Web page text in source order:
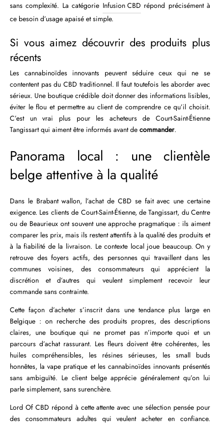
sans complexité. La catégorie Infusion CBD répond précisément à
ce besoin d’usage apaisé et simple.
Si vous aimez découvrir des produits plus
récents
Les cannabinoïdes innovants peuvent séduire ceux qui ne se
contentent pas du CBD traditionnel. Il faut toutefois les aborder avec
sérieux. Une boutique crédible doit donner des informations lisibles,
éviter le flou et permettre au client de comprendre ce qu’il choisit.
C’est un vrai plus pour les acheteurs de Court-Saint-Étienne
Tangissart qui aiment être informés avant de commander.
Panorama local : une clientèle
belge attentive à la qualité
Dans le Brabant wallon, l’achat de CBD se fait avec une certaine
exigence. Les clients de Court-Saint-Étienne, de Tangissart, du Centre
ou de Beaurieux ont souvent une approche pragmatique : ils aiment
comparer les prix, mais ils restent attentifs à la qualité des produits et
à la fiabilité de la livraison. Le contexte local joue beaucoup. On y
retrouve des foyers actifs, des personnes qui travaillent dans les
communes voisines, des consommateurs qui apprécient la
discrétion et d’autres qui veulent simplement recevoir leur
commande sans contrainte.
Cette façon d’acheter s’inscrit dans une tendance plus large en
Belgique : on recherche des produits propres, des descriptions
claires, une boutique qui ne promet pas n’importe quoi et un
parcours d’achat rassurant. Les fleurs doivent être cohérentes, les
huiles compréhensibles, les résines sérieuses, les small buds
honnêtes, la vape pratique et les cannabinoïdes innovants présentés
sans ambiguïté. Le client belge apprécie généralement qu’on lui
parle simplement, sans surenchère.
Lord Of CBD répond à cette attente avec une sélection pensée pour
des consommateurs adultes qui veulent acheter en confiance.